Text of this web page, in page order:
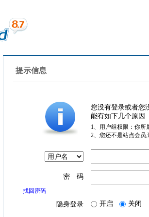
提示信息
您没有登录或者您
能有如下几个原因
1、用户组权限：你所
2、您还不是站点会员
密 码
找回密码
隐身登录 开启 关闭